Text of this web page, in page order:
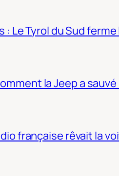
: Le Tyrol du Sud
la Jeep a
française rêvait la